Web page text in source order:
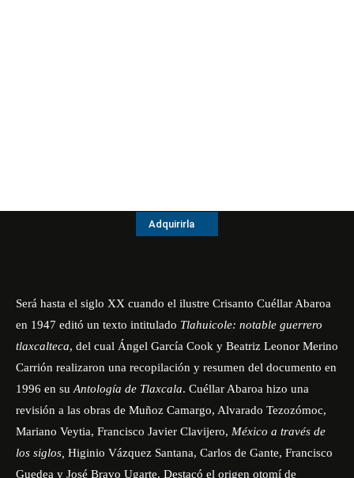
Adquirirla
Será hasta el siglo XX cuando el ilustre Crisanto Cuéllar Abaroa
en 1947 editó un texto intitulado Tlahuicole: notable guerrero
tlaxcalteca, del cual Ángel García Cook y Beatriz Leonor Merino
Carrión realizaron una recopilación y resumen del documento en
1996 en su Antología de Tlaxcala. Cuéllar Abaroa hizo una
revisión a las obras de Muñoz Camargo, Alvarado Tezozómoc,
Mariano Veytia, Francisco Javier Clavijero, México a través de
los siglos, Higinio Vázquez Santana, Carlos de Gante, Francisco
Guedea y José Bravo Ugarte. Destacó el origen otomí de